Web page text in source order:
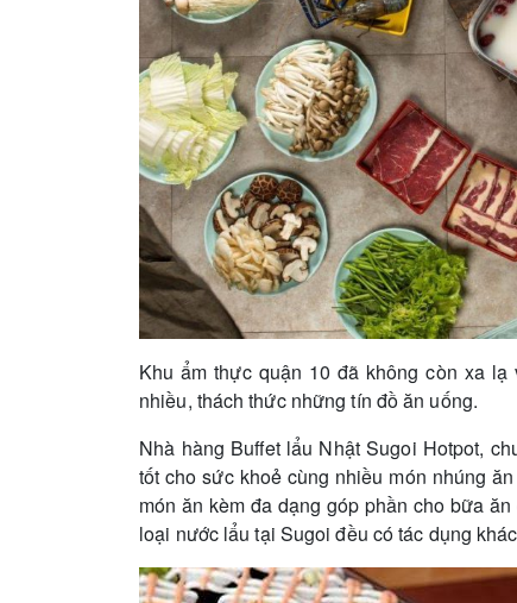
Khu ẩm thực quận 10 đã không còn xa
nhiều, thách thức những tín đồ ăn uống.
Nhà hàng Buffet lẩu Nhật Sugoi Hotpot,
tốt cho sức khoẻ cùng nhiều món nhúng
món ăn kèm đa dạng góp phần cho bữa
loại nước lẩu tại Sugoi đều có tác dụng